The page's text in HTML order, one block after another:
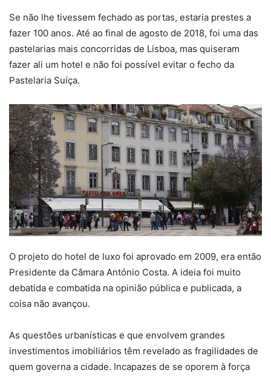
Se não lhe tivessem fechado as portas, estaria prestes a
fazer 100 anos. Até ao final de agosto de 2018, foi uma das
pastelarias mais concorridas de Lisboa, mas quiseram
fazer ali um hotel e não foi possível evitar o fecho da
Pastelaria Suíça.
O projeto do hotel de luxo foi aprovado em 2009, era então
Presidente da Câmara António Costa. A ideia foi muito
debatida e combatida na opinião pública e publicada, a
coisa não avançou.
As questões urbanísticas e que envolvem grandes
investimentos imobiliários têm revelado as fragilidades de
quem governa a cidade. Incapazes de se oporem à força